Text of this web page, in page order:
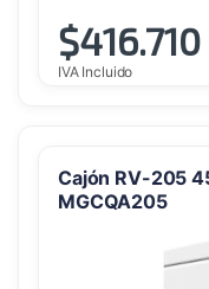
$416.710
IVA Incluido
Cajón RV-205
MGCQA205